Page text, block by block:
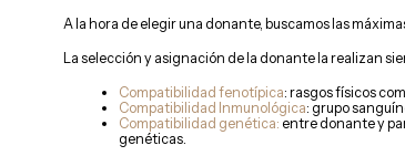
A la hora de elegir una donante, buscamos las
La selección y asignación de la donante la realizan
Compatibilidad fenotípica: rasgos físicos
Compatibilidad Inmunológica: grupo
Compatibilidad genética: entre donante y
genéticas.